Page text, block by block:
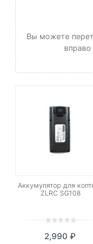
Вы можете
Аккумулятор для
ZLRC SG108
out
2,990 ₽